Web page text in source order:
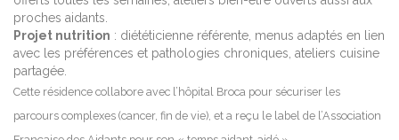
proches aidants.
Projet nutrition : diététicienne référente, menus adaptés en lien
avec les préférences et pathologies chroniques, ateliers cuisine
partagée.
Cette résidence collabore avec l’hôpital Broca pour sécuriser les
parcours complexes (cancer, fin de vie), et a reçu le label de l’Association